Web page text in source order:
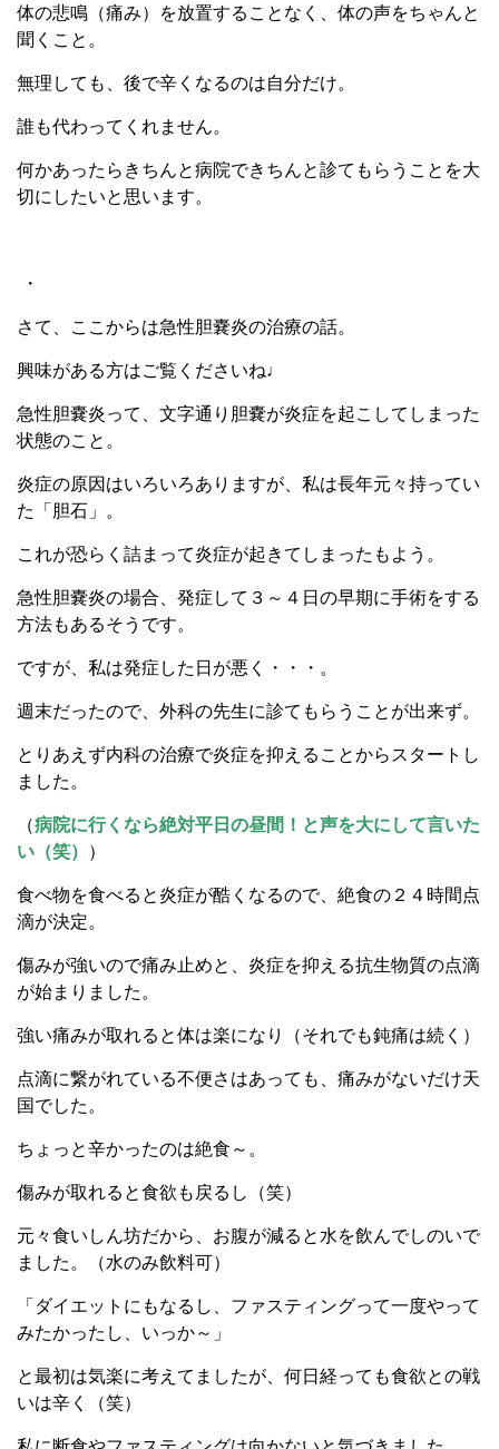
体の悲鳴（痛み）を放置することなく、体の声をちゃんと
聞くこと。
無理しても、後で辛くなるのは自分だけ。
誰も代わってくれません。
何かあったらきちんと病院できちんと診てもらうことを大
切にしたいと思います。
・
さて、ここからは急性胆嚢炎の治療の話。
興味がある方はご覧くださいね♩
急性胆嚢炎って、文字通り胆嚢が炎症を起こしてしまった
状態のこと。
炎症の原因はいろいろありますが、私は長年元々持ってい
た「胆石」。
これが恐らく詰まって炎症が起きてしまったもよう。
急性胆嚢炎の場合、発症して３～４日の早期に手術をする
方法もあるそうです。
ですが、私は発症した日が悪く・・・。
週末だったので、外科の先生に診てもらうことが出来ず。
とりあえず内科の治療で炎症を抑えることからスタートし
ました。
（病院に行くなら絶対平日の昼間！と声を大にして言いた
い（笑）
）
食べ物を食べると炎症が酷くなるので、絶食の２４時間点
滴が決定。
傷みが強いので痛み止めと、炎症を抑える抗生物質の点滴
が始まりました。
強い痛みが取れると体は楽になり（それでも鈍痛は続く）
点滴に繋がれている不便さはあっても、痛みがないだけ天
国でした。
ちょっと辛かったのは絶食～。
傷みが取れると食欲も戻るし（笑）
元々食いしん坊だから、お腹が減ると水を飲んでしのいで
ました。（水のみ飲料可）
「ダイエットにもなるし、ファスティングって一度やって
みたかったし、いっか～」
と最初は気楽に考えてましたが、何日経っても食欲との戦
いは辛く（笑）